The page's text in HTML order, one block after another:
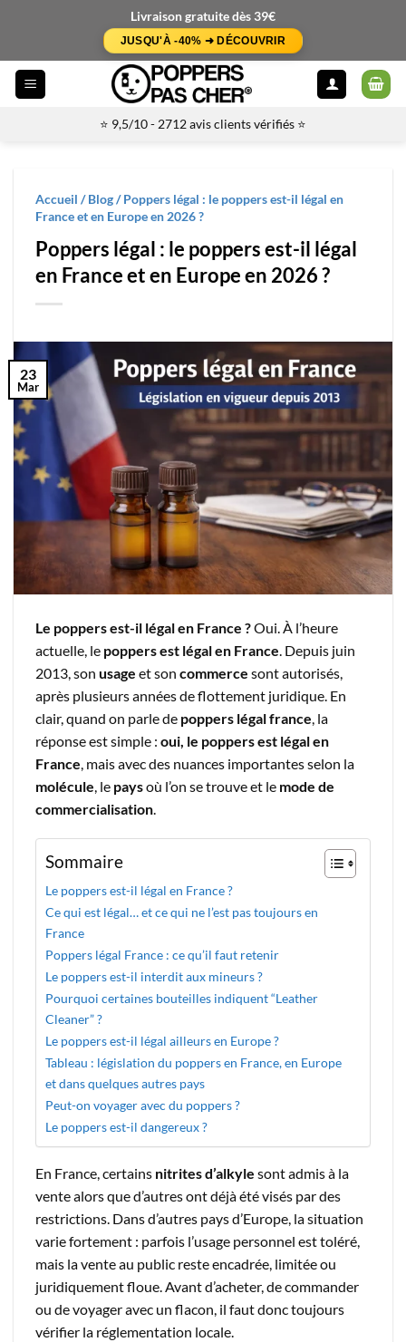
Livraison gratuite dès 39€
JUSQU'À -40% ➜ DÉCOUVRIR
⭐ 9,5/10 - 2712 avis clients vérifiés ⭐
Accueil /Blog/Poppers légal : le poppers est-il légal en
France et en Europe en 2026 ?
Poppers légal : le poppers est-il légal
en France et en Europe en 2026 ?
23
Mar
Le poppers est-il légal en France ?Oui. À l’heure
actuelle, le poppers est légal en France . Depuis juin
2013, son usage et son commerce sont autorisés,
après plusieurs années de flottement juridique. En
clair, quand on parle de poppers légal france , la
réponse est simple : oui, le poppers est légal en
France , mais avec des nuances importantes selon la
molécule , le paysoù l’on se trouve et le mode de
commercialisation
Sommaire
Le poppers est-il légal en France ?
Ce qui est légal… et ce qui ne l’est pas toujours en
France
Poppers légal France : ce qu’il faut retenir
Le poppers est-il interdit aux mineurs ?
Pourquoi certaines bouteilles indiquent “Leather
Cleaner” ?
Le poppers est-il légal ailleurs en Europe ?
Tableau : législation du poppers en France, en Europe
et dans quelques autres pays
Peut-on voyager avec du poppers ?
Le poppers est-il dangereux ?
En France, certains nitrites d’alkyle sont admis à la
vente alors que d’autres ont déjà été visés par des
restrictions. Dans d’autres pays d’Europe, la situation
varie fortement : parfois l’usage personnel est toléré,
mais la vente au public reste encadrée, limitée ou
juridiquement floue. Avant d’acheter, de commander
ou de voyager avec un flacon, il faut donc toujours
vérifier la réglementation locale.